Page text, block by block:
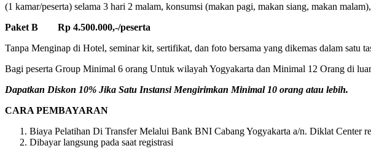
(1 kamar/peserta) selama 3 hari 2 malam, konsumsi (makan pagi, makan siang, makan
Paket B Rp 4.500.000,-/peserta
Tanpa Menginap di Hotel, seminar kit, sertifikat, dan foto bersama yang dikemas dalam satu
Bagi peserta Group Minimal 6 orang Untuk wilayah Yogyakarta dan Minimal 12 Orang di
Dapatkan Diskon 10% Jika Satu Instansi Mengirimkan Minimal 10 orang atau lebih.
CARA PEMBAYARAN
Biaya Pelatihan Di Transfer Melalui Bank BNI Cabang Yogyakarta a/n. Diklat Center
Dibayar langsung pada saat registrasi